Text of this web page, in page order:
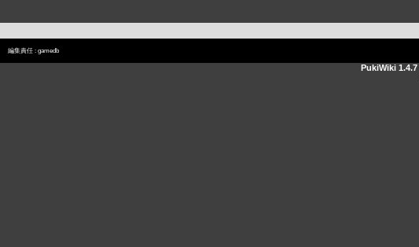
編集責任 : gamedb
PukiWiki 1.4.7